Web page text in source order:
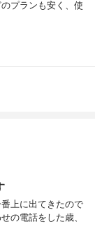
プランも安く、使
上に出てきたので
の電話をした歳、